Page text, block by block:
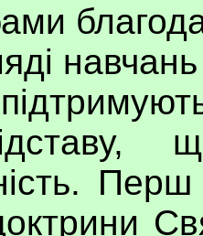
навчань